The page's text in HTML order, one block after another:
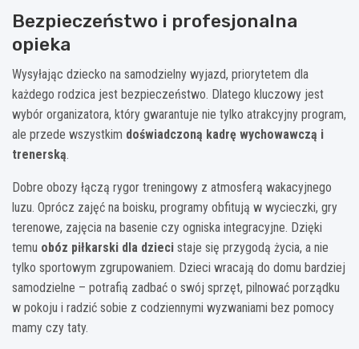
Bezpieczeństwo i profesjonalna
opieka
Wysyłając dziecko na samodzielny wyjazd, priorytetem dla
każdego rodzica jest bezpieczeństwo. Dlatego kluczowy jest
wybór organizatora, który gwarantuje nie tylko atrakcyjny program,
ale przede wszystkim doświadczoną kadrę wychowawczą i
trenerską.
Dobre obozy łączą rygor treningowy z atmosferą wakacyjnego
luzu. Oprócz zajęć na boisku, programy obfitują w wycieczki, gry
terenowe, zajęcia na basenie czy ogniska integracyjne. Dzięki
temu obóz piłkarski dla dzieci staje się przygodą życia, a nie
tylko sportowym zgrupowaniem. Dzieci wracają do domu bardziej
samodzielne – potrafią zadbać o swój sprzęt, pilnować porządku
w pokoju i radzić sobie z codziennymi wyzwaniami bez pomocy
mamy czy taty.